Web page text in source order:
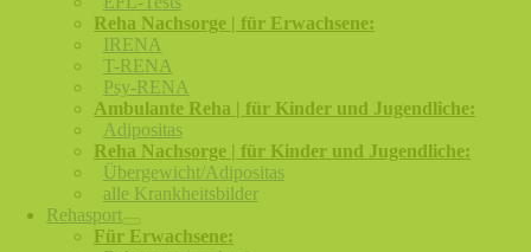
Reha Nachsorge | für Erwachsene:
IRENA
T-RENA
Psy-RENA
Ambulante Reha | für Kinder und Jugendliche:
Adipositas
Reha Nachsorge | für Kinder und Jugendliche:
Übergewicht/Adipositas
alle Krankheitsbilder
Rehasport
Für Erwachsene: